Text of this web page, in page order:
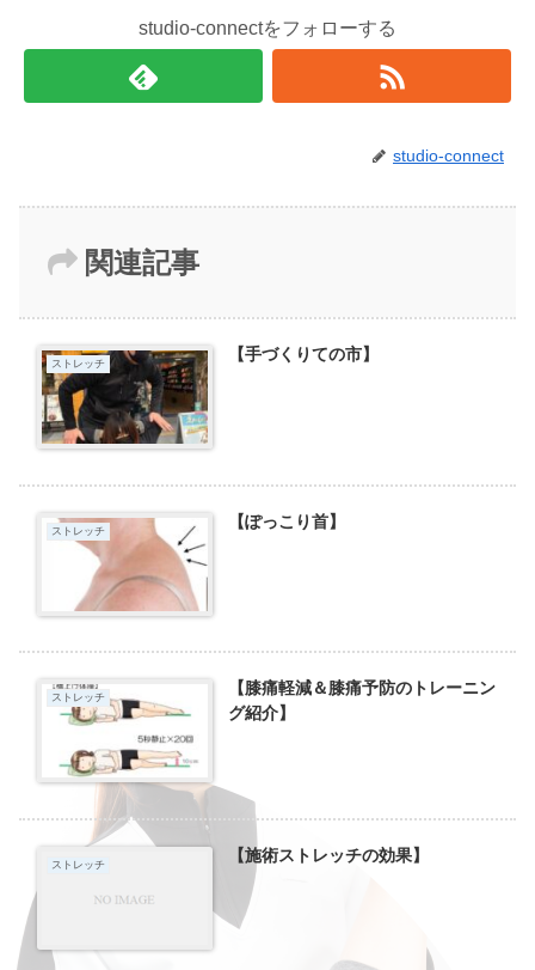
studio-connectをフォローする
studio-connect
関連記事
ストレッチ 【手づくりての市】
ストレッチ 【ぽっこり首】
ストレッチ
【膝痛軽減＆膝痛予防のトレーニン
グ紹介】
ストレッチ 【施術ストレッチの効果】